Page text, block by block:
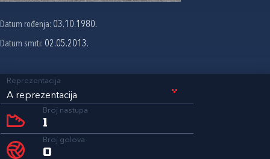
Datum rođenja: 03.10.1980.
Datum smrti: 02.05.2013.
Reprezentacija
A reprezentacija
Broj nastupa
1
Broj golova
0